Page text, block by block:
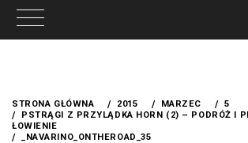
treści
STRONA GŁÓWNA 2015 MARZEC
5
PSTRĄGI Z PRZYLĄDKA HORN (2) – PODRÓŻ I
ŁOWIENIE
_NAVARINO_ONTHEROAD_35